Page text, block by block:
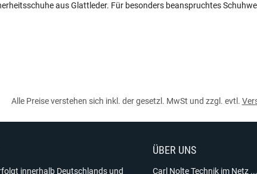
aus Glattleder. Für besonders beanspruchtes
Alle Preise verstehen sich inkl. der gesetzl. MwSt und zzgl. evtl.
innerhalb Deutschlands und
ÜBER UNS
Carl Nolte Technik im Netz ...